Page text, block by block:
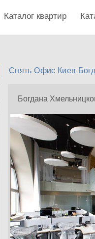
Каталог квартир
Снять Офис Киев
Богдана